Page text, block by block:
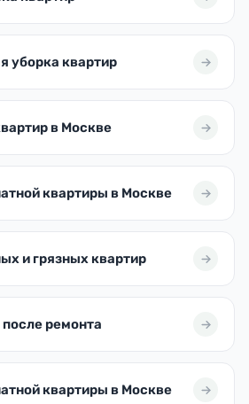
квартир
в Москве
квартиры в Москве
и грязных квартир
ремонта
квартиры в Москве